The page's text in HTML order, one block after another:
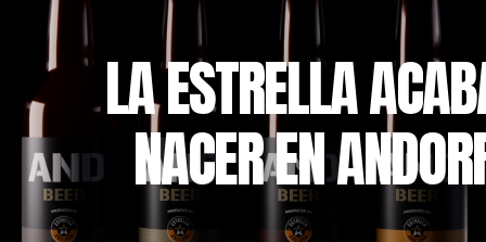
LAESTRELLAACAB
NACERENANDOR